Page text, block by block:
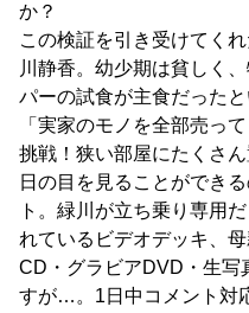
か？
この検証を引き受けてく
川静香。幼少期は貧しく
パーの試食が主食だったと
「実家のモノを全部売っ
挑戦！狭い部屋にたくさ
日の目を見ることができ
ト。緑川が立ち乗り専用
れているビデオデッキ、
CD・グラビアDVD・生写
すが…。1日中コメント対